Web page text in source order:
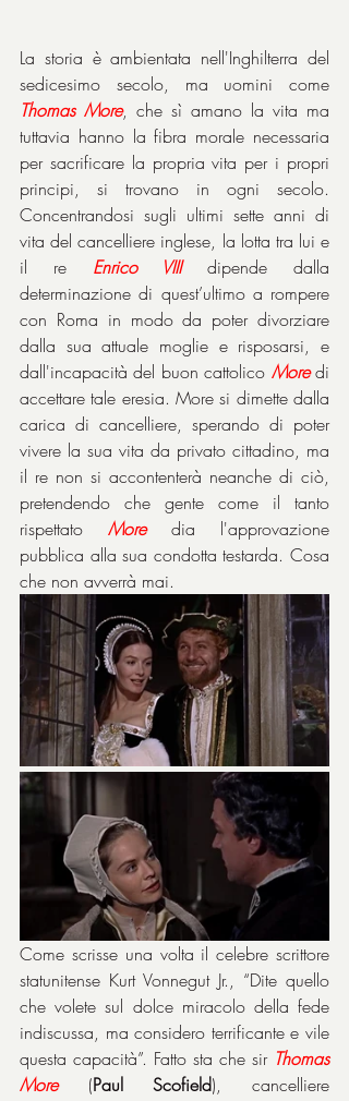
La storia è ambientata nell'Inghilterra del
Thomas More, che sì amano la vita ma
tuttavia hanno la fibra morale necessaria
per sacrificare la propria vita per i propri
principi, si trovano in ogni secolo.
Concentrandosi sugli ultimi sette anni di
vita del cancelliere inglese, la lotta tra lui e
il re Enrico VIII dipende dalla
determinazione di quest’ultimo a rompere
con Roma in modo da poter divorziare
dalla sua attuale moglie e risposarsi, e
dall'incapacità del buon cattolico More di
accettare tale eresia. More si dimette dalla
carica di cancelliere, sperando di poter
vivere la sua vita da privato cittadino, ma
il re non si accontenterà neanche di ciò,
pretendendo che gente come il tanto
rispettato More dia l'approvazione
pubblica alla sua condotta testarda. Cosa
che non avverrà mai.
Come scrisse una volta il celebre scrittore
statunitense Kurt Vonnegut Jr., “Dite quello
che volete sul dolce miracolo della fede
indiscussa, ma considero terrificante e vile
questa capacità”. Fatto sta che sir Thomas
More (Paul Scofield), cancelliere